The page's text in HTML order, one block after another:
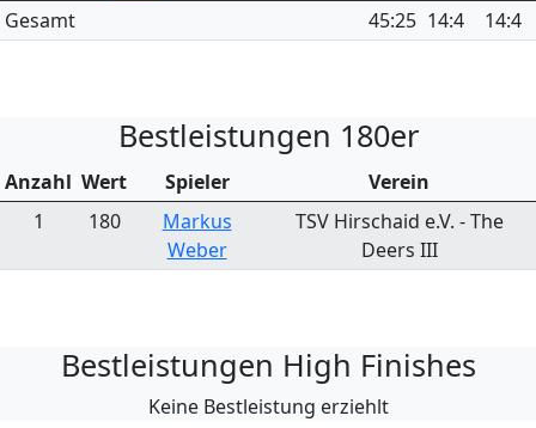
Gesamt 45:25 14:4 14:4
Bestleistungen 180er
Anzahl Wert Spieler
Verein
1
180
Markus
Weber
TSV Hirschaid e.V. - The
Deers III
Bestleistungen High Finishes
Keine Bestleistung erziehlt